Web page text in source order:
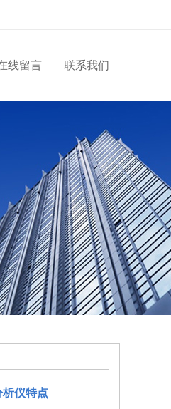
线留言 联系我们
仪特点